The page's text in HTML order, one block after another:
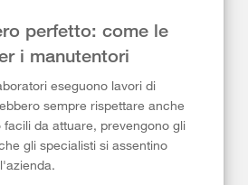
perfetto: come le
i manutentori
eseguono lavori di
sempre rispettare anche
facili da attuare, prevengono gli
gli specialisti si assentino